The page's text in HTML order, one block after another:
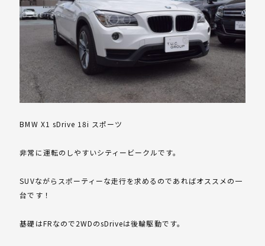
BMW X1 sDrive 18i スポーツ
非常に運転のしやすいシティービークルです。
SUVながらスポーティーな走行を求めるのであればオススメの一
台です！
基礎はFRなので2WDのsDriveは後輪駆動です。